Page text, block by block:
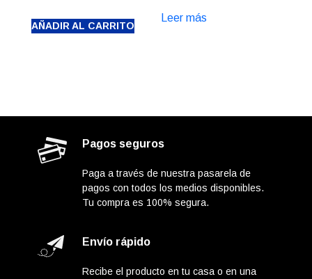
AÑADIR AL CARRITO
Leer más
Pagos seguros
Paga a través de nuestra pasarela de
pagos con todos los medios disponibles.
Tu compra es 100% segura.
Envío rápido
Recibe el producto en tu casa o en una